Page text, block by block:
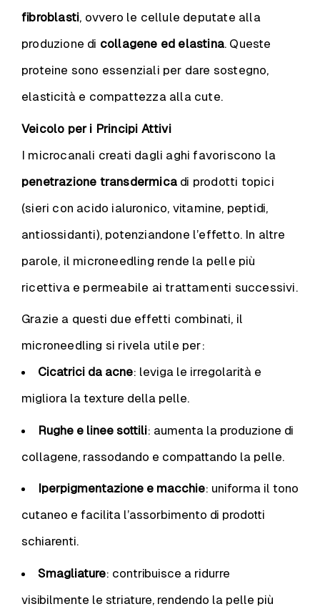
fibroblasti, ovvero le cellule deputate alla
produzione di collagene ed elastina. Queste
proteine sono essenziali per dare sostegno,
elasticità e compattezza alla cute.
Veicolo per i Principi Attivi
I microcanali creati dagli aghi favoriscono la
penetrazione transdermica di prodotti topici
(sieri con acido ialuronico, vitamine, peptidi,
antiossidanti), potenziandone l’effetto. In altre
parole, il microneedling rende la pelle più
ricettiva e permeabile ai trattamenti successivi.
Grazie a questi due effetti combinati, il
microneedling si rivela utile per:
Cicatrici da acne: leviga le irregolarità e
migliora la texture della pelle.
Rughe e linee sottili: aumenta la produzione di
collagene, rassodando e compattando la pelle.
Iperpigmentazione e macchie: uniforma il tono
cutaneo e facilita l’assorbimento di prodotti
schiarenti.
Smagliature: contribuisce a ridurre
visibilmente le striature, rendendo la pelle più